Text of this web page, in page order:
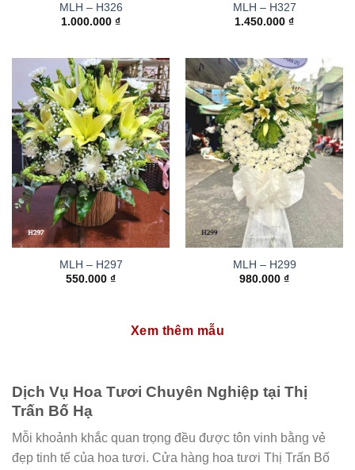
MLH – H326
1.000.000 ₫
MLH – H327
1.450.000 ₫
MLH – H297
550.000 ₫
MLH – H299
980.000 ₫
Xem thêm mẫu
Dịch Vụ Hoa Tươi Chuyên Nghiệp tại Thị
Trấn Bố Hạ
Mỗi khoảnh khắc quan trọng đều được tôn vinh bằng vẻ
đẹp tinh tế của hoa tươi. Cửa hàng hoa tươi Thị Trấn Bố